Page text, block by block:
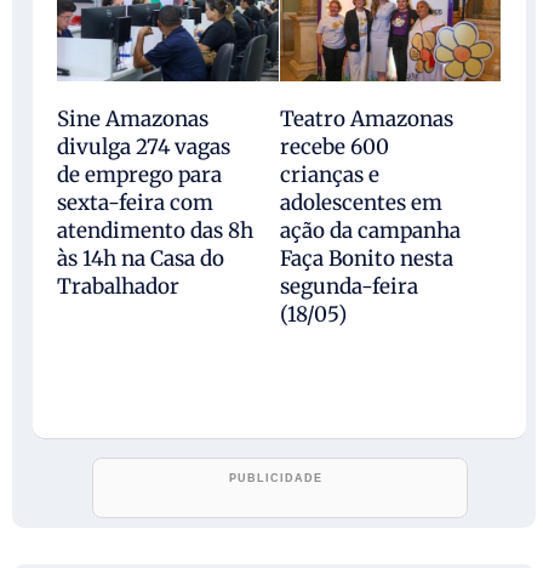
Sine Amazonas
divulga 274 vagas
de emprego para
sexta-feira com
atendimento das 8h
às 14h na Casa do
Trabalhador
Teatro Amazonas
recebe 600
crianças e
adolescentes em
ação da campanha
Faça Bonito nesta
segunda-feira
(18/05)